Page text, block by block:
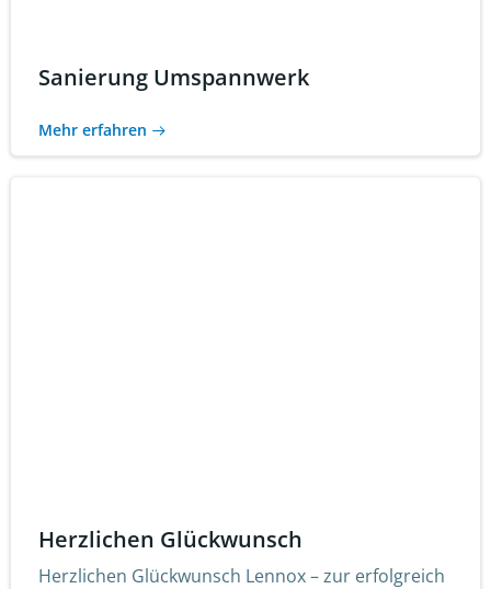
Sanierung Umspannwerk
Mehr erfahren
Herzlichen Glückwunsch
Herzlichen Glückwunsch Lennox – zur erfolgreich